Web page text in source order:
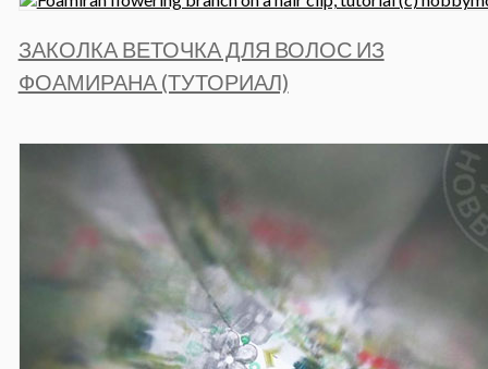
ЗАКОЛКА ВЕТОЧКА ДЛЯ ВОЛОС ИЗ
ФОАМИРАНА (ТУТОРИАЛ)